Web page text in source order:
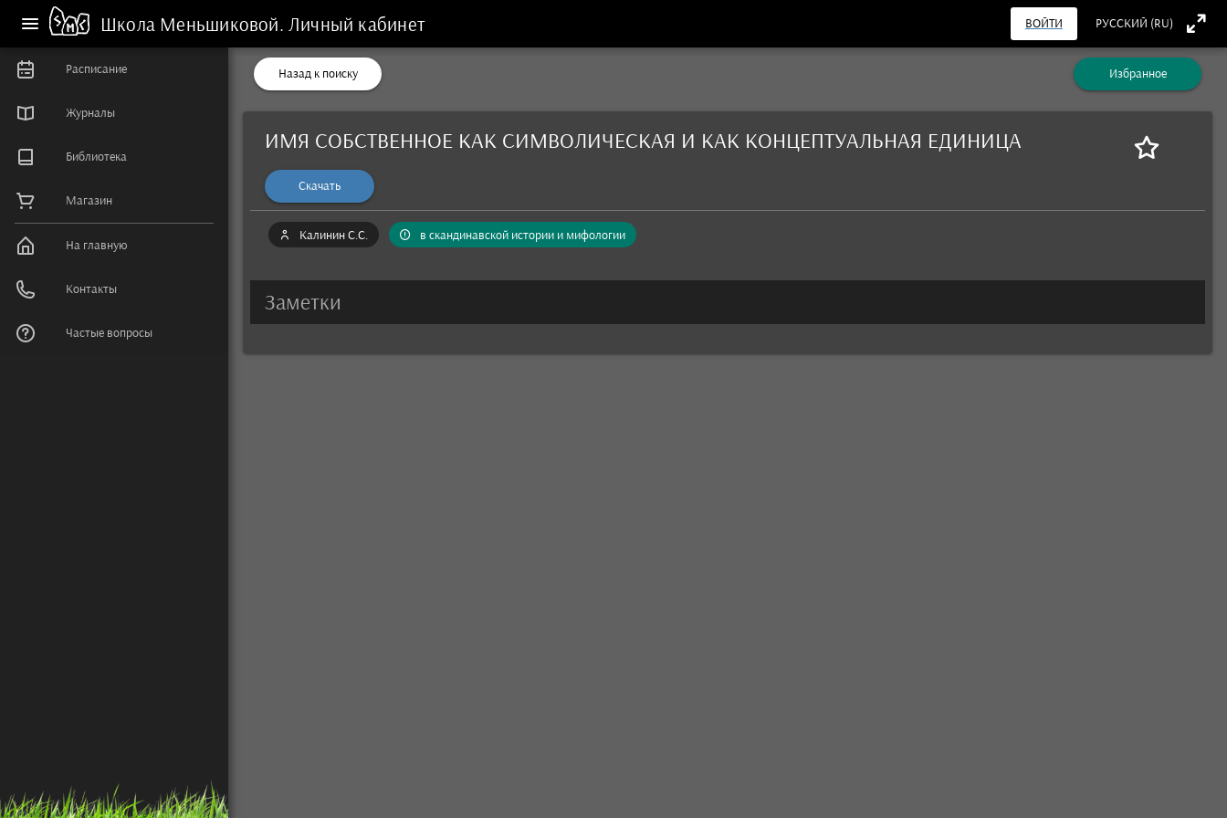
Школа Меньшиковой. Личный кабинет ВОЙТИ РУССКИЙ (RU)
Расписание
Журналы
Библиотека
Магазин
На главную
Контакты
Частые вопросы
Назад к поиску Избранное
ИМЯ СОБСТВЕННОЕ КАК СИМВОЛИЧЕСКАЯ И КАК КОНЦЕПТУАЛЬНАЯ ЕДИНИЦА
Скачать
Калинин С.С. в скандинавской истории и мифологии
Заметки